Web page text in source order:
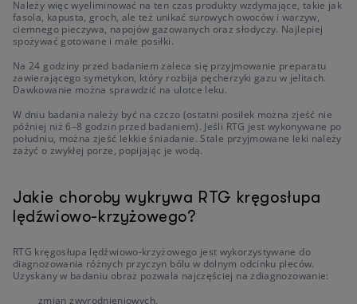
Należy więc wyeliminować na ten czas produkty wzdymające, takie jak
fasola, kapusta, groch, ale też unikać surowych owoców i warzyw,
ciemnego pieczywa, napojów gazowanych oraz słodyczy. Najlepiej
spożywać gotowane i małe posiłki.
Na 24 godziny przed badaniem zaleca się przyjmowanie preparatu
zawierającego symetykon, który rozbija pęcherzyki gazu w jelitach.
Dawkowanie można sprawdzić na ulotce leku.
W dniu badania należy być na czczo (ostatni posiłek można zjeść nie
później niż 6–8 godzin przed badaniem). Jeśli RTG jest wykonywane po
południu, można zjeść lekkie śniadanie. Stale przyjmowane leki należy
zażyć o zwykłej porze, popijając je wodą.
Jakie choroby wykrywa RTG kręgosłupa
lędźwiowo-krzyżowego?
RTG kręgosłupa lędźwiowo-krzyżowego jest wykorzystywane do
diagnozowania różnych przyczyn bólu w dolnym odcinku pleców.
Uzyskany w badaniu obraz pozwala najczęściej na zdiagnozowanie:
zmian zwyrodnieniowych,